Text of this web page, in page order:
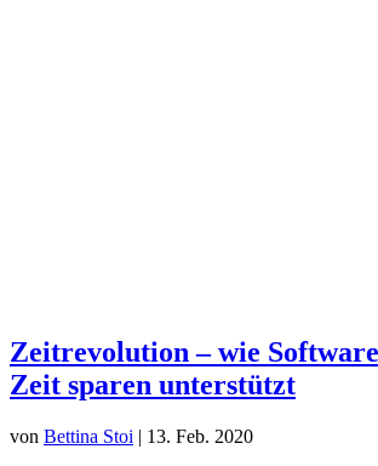
Zeitrevolution – wie
Zeit sparen unterstützt
von Bettina Stoi | 13. Feb. 2020